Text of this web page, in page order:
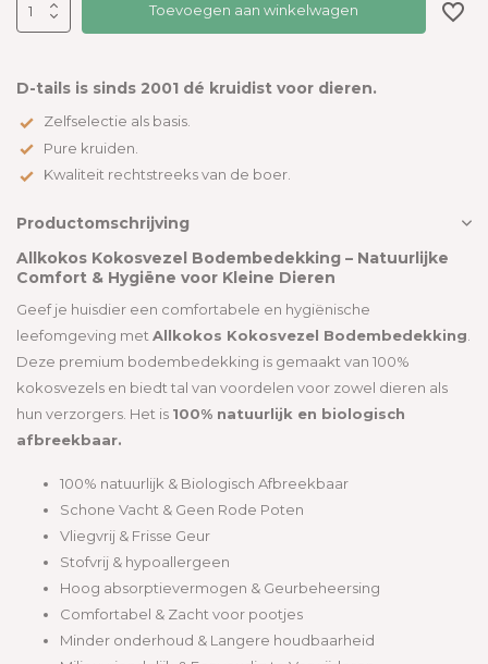
Toevoegen aan winkelwagen
D-tails is sinds 2001 dé kruidist voor dieren.
Zelfselectie als basis.
Pure kruiden.
Kwaliteit rechtstreeks van de boer.
Productomschrijving
Allkokos Kokosvezel Bodembedekking – Natuurlijke
Comfort & Hygiëne voor Kleine Dieren
Geef je huisdier een comfortabele en hygiënische
leefomgeving met Allkokos Kokosvezel Bodembedekking
Deze premium bodembedekking is gemaakt van 100%
kokosvezels en biedt tal van voordelen voor zowel dieren als
hun verzorgers. Het is 100% natuurlijk en biologisch
afbreekbaar.
100% natuurlijk & Biologisch Afbreekbaar
Schone Vacht & Geen Rode Poten
Vliegvrij & Frisse Geur
Stofvrij & hypoallergeen
Hoog absorptievermogen & Geurbeheersing
Comfortabel & Zacht voor pootjes
Minder onderhoud & Langere houdbaarheid